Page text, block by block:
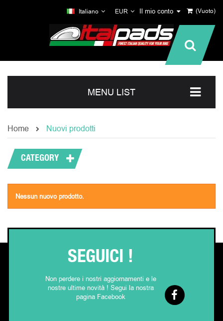
(Vuoto)
Il mio conto
EUR
Italiano
MENU LIST
Home Nuovi prodotti
CATEGORY
Nessun nuovo prodotto.
SEGUICI !
Non perdere i nostri aggiornamenti e le
nostre ultime novità ! Segui la nostra
pagina Facebook